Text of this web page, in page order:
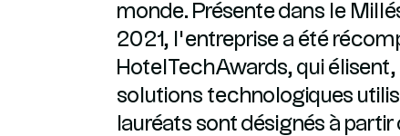
monde. Présente dans le
2021, l’entreprise a été
HotelTechAwards, qui
solutions technologiques
lauréats sont désignés à partir